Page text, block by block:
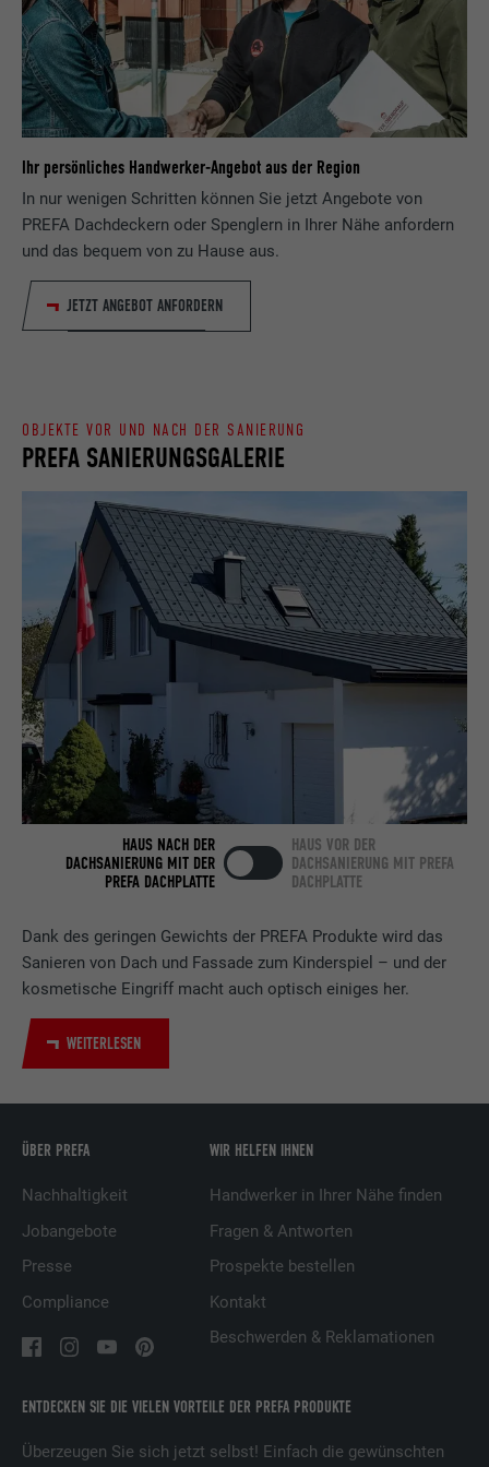
Ihr persönliches Handwerker-Angebot aus der Region
In nur wenigen Schritten können Sie jetzt Angebote von
PREFA Dachdeckern oder Spenglern in Ihrer Nähe anfordern
und das bequem von zu Hause aus.
JETZT ANGEBOT ANFORDERN
Dank des geringen Gewichts der PREFA Produkte wird das
Sanieren von Dach und Fassade zum Kinderspiel – und der
kosmetische Eingriff macht auch optisch einiges her.
WEITERLESEN
PREFA SANIERUNGSGALERIE
OBJEKTE VOR UND NACH DER SANIERUNG
HAUS NACH DER
DACHSANIERUNG MIT DER
PREFA DACHPLATTE
HAUS VOR DER
DACHSANIERUNG MIT PREFA
DACHPLATTE
ENTDECKEN SIE DIE VIELEN VORTEILE DER PREFA PRODUKTE
Überzeugen Sie sich jetzt selbst! Einfach die gewünschten
ÜBER PREFA
Nachhaltigkeit
Jobangebote
Presse
Compliance
WIR HELFEN IHNEN
Handwerker in Ihrer Nähe finden
Fragen & Antworten
Prospekte bestellen
Kontakt
Beschwerden & Reklamationen
Zweck
Registriert eine eindeutige ID, die verwendet
wird, um statistische Daten dazu, wieder
Besucher die Website nutzt, zu generieren.
Name _gaexp
Anbieter Google Optimize
Laufzeit 90 Tage
Zweck
der Browser das Setzen von Cookies
Anbieter ads.linkedin.com
Laufzeit Sitzung
Speichert die vom Benutzer ausgewählte
Sprach version einer Webseite.
Laufzeit Sitzung
uns"-Fenster enthält.
bcookie
Anbieter LinkedIn
Laufzeit 2 Jahre
Verwendet vom Social-Networking-Dienst
LinkedIn für die Verfolgung der
Verwendung von eingebetteten
Dienstleistungen.
Name bscookie
LinkedIn
Zweck
LinkedIn für die Verfolgung der
Verwendung von eingebetteten
Dienstleistungen.
Anbieter
Laufzeit
Zweck
Wird verwendet, um Besucher auf
mehreren Webseiten zu verfolgen, um
relevante Werbung basierend auf den
präsentieren.
Name lidc
Anbieter LinkedIn